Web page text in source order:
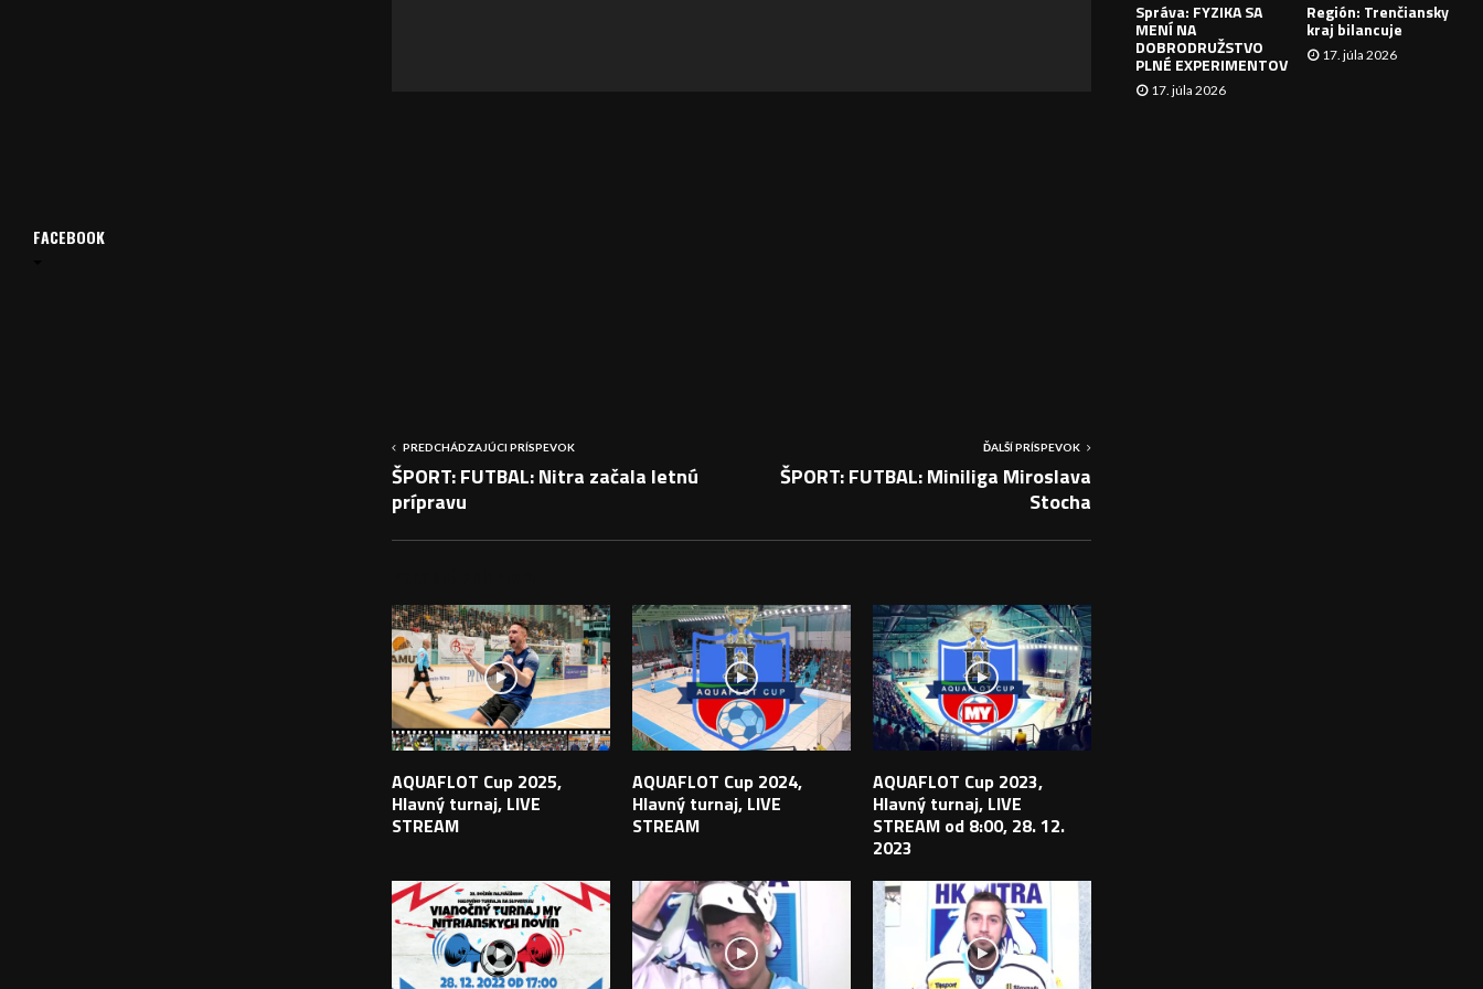
PREDCHÁDZAJÚCI PRÍSPEVOK
ŠPORT: FUTBAL: Nitra začala letnú
prípravu
ĎALŠÍ PRÍSPEVOK
ŠPORT: FUTBAL: Miniliga Miroslava
Stocha
AQUAFLOT Cup 2025,
Hlavný turnaj, LIVE
STREAM
AQUAFLOT Cup 2024,
Hlavný turnaj, LIVE
STREAM
AQUAFLOT Cup 2023,
Hlavný turnaj, LIVE
STREAM od 8:00, 28. 12.
2023
FACEBOOK
I
Správa: FYZIKA SA
MENÍ NA
DOBRODRUŽSTVO
PLNÉ EXPERIMENTOV
17. júla 2026
Región: Trenčiansky
kraj bilancuje
17. júla 2026